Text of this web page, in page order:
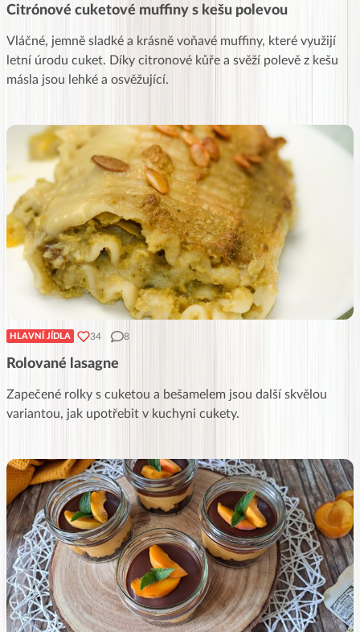
Citrónové cuketové muffiny s kešu polevou
Vláčné, jemně sladké a krásně voňavé muffiny, které využijí
letní úrodu cuket. Díky citronové kůře a svěží polevě z kešu
másla jsou lehké a osvěžující.
HLAVNÍ JÍDLA 34 8
Rolované lasagne
Zapečené rolky s cuketou a bešamelem jsou další skvělou
variantou, jak upotřebit v kuchyni cukety.